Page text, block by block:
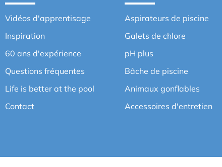
Vidéos d'apprentisage
Inspiration
60 ans d'expérience
Questions fréquentes
Life is better at the pool
Contact
Aspirateurs de piscine
Galets de chlore
pH plus
Bâche de piscine
Animaux gonflables
Accessoires d'entretien